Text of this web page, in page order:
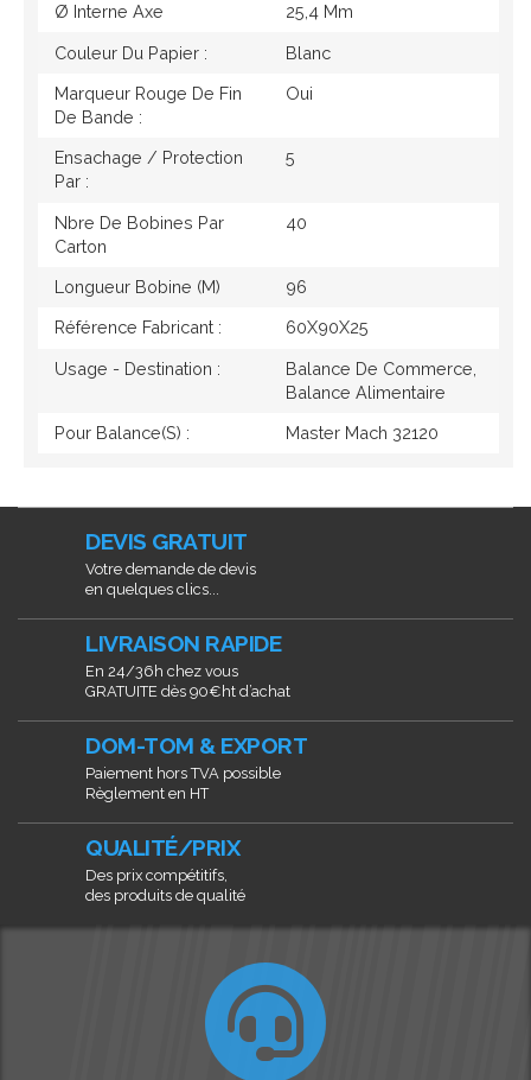
Ø Interne Axe 25,4 Mm
Couleur Du Papier : Blanc
Marqueur Rouge De Fin
De Bande :
Oui
Ensachage / Protection
Par :
5
Nbre De Bobines Par
Carton
40
Longueur Bobine (M) 96
Référence Fabricant : 60X90X25
Usage - Destination :
Balance De Commerce,
Balance Alimentaire
Pour Balance(s) : Master Mach 32120
DEVIS GRATUIT
Votre demande de devis
en quelques clics...
LIVRAISON RAPIDE
En 24/36h chez vous
GRATUITE dès 90€ht d’achat
DOM-TOM & EXPORT
Paiement hors TVA possible
Règlement en HT
QUALITÉ/PRIX
Des prix compétitifs,
des produits de qualité